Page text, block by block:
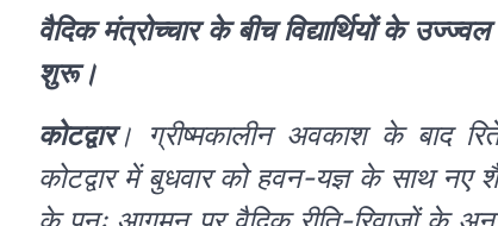
वैदिक मंत्रोच्चार के बीच विद्यार्थियों के
शुरू।
कोटद्वार। ग्रीष्मकालीन अवकाश के बाद
कोटद्वार में बुधवार को हवन-यज्ञ के साथ नए